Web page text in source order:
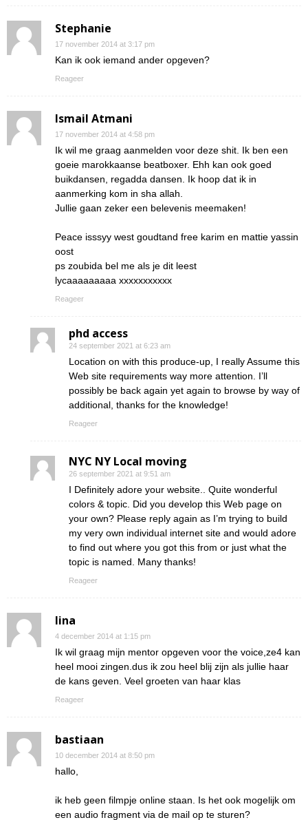
Stephanie
17 november 2014 at 3:17 pm
Kan ik ook iemand ander opgeven?
Reageer
Ismail Atmani
17 november 2014 at 4:58 pm
Ik wil me graag aanmelden voor deze shit. Ik ben een
goeie marokkaanse beatboxer. Ehh kan ook goed
buikdansen, regadda dansen. Ik hoop dat ik in
aanmerking kom in sha allah.
Jullie gaan zeker een belevenis meemaken!
Peace isssyy west goudtand free karim en mattie yassin
oost
ps zoubida bel me als je dit leest
lycaaaaaaaaa xxxxxxxxxxx
Reageer
phd access
24 september 2021 at 6:23 am
Location on with this produce-up, I really Assume this
Web site requirements way more attention. I’ll
possibly be back again yet again to browse by way of
additional, thanks for the knowledge!
Reageer
NYC NY Local moving
26 september 2021 at 9:51 am
I Definitely adore your website.. Quite wonderful
colors & topic. Did you develop this Web page on
your own? Please reply again as I’m trying to build
my very own individual internet site and would adore
to find out where you got this from or just what the
topic is named. Many thanks!
Reageer
lina
4 december 2014 at 1:15 pm
Ik wil graag mijn mentor opgeven voor the voice,ze4 kan
heel mooi zingen.dus ik zou heel blij zijn als jullie haar
de kans geven. Veel groeten van haar klas
Reageer
bastiaan
10 december 2014 at 8:50 pm
hallo,
ik heb geen filmpje online staan. Is het ook mogelijk om
een audio fragment via de mail op te sturen?